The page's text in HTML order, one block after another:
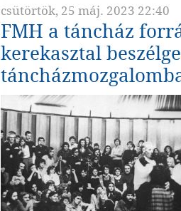
csütörtök, 25 máj. 2023 22:40
FMH a táncház
kerekasztal